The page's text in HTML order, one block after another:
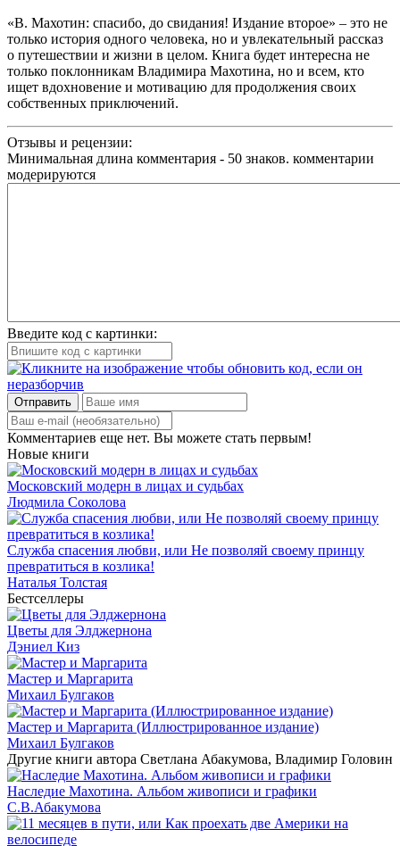
«В. Махотин: спасибо, до свидания! Издание второе» – это не
только история одного человека, но и увлекательный рассказ
о путешествии и жизни в целом. Книга будет интересна не
только поклонникам Владимира Махотина, но и всем, кто
ищет вдохновение и мотивацию для продолжения своих
собственных приключений.
Отзывы и рецензии:
Минимальная длина комментария - 50 знаков. комментарии
модерируются
Введите код с картинки:
Отправить
Комментариев еще нет. Вы можете стать первым!
Новые книги
Московский модерн в лицах и судьбах
Людмила Соколова
Служба спасения любви, или Не позволяй своему принцу
превратиться в козлика!
Наталья Толстая
Бестселлеры
Цветы для Элджернона
Дэниел Киз
Мастер и Маргарита
Михаил Булгаков
Мастер и Маргарита (Иллюстрированное издание)
Михаил Булгаков
Другие книги автора Светлана Абакумова, Владимир Головин
Наследие Махотина. Альбом живописи и графики
С.В.Абакумова